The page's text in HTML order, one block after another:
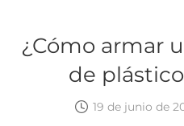
¿Cómo armar
de
19 de junio de